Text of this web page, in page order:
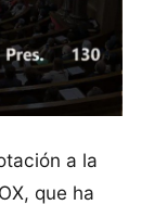
a la
que ha